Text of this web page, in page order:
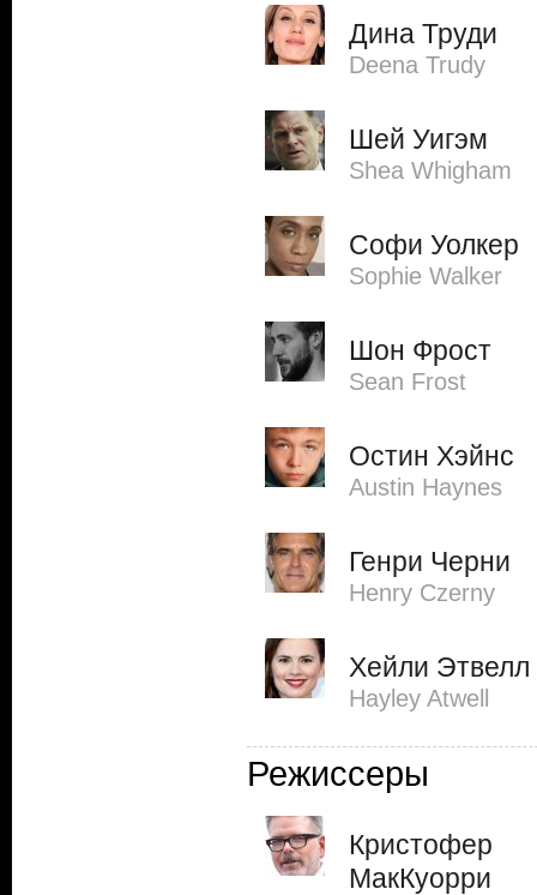
Дина Труди
Deena Trudy
Шей Уигэм
Shea Whigham
Софи Уолкер
Sophie Walker
Шон Фрост
Sean Frost
Остин Хэйнс
Austin Haynes
Генри Черни
Henry Czerny
Хейли Этвелл
Hayley Atwell
Режиссеры
Кристофер
МакКуорри